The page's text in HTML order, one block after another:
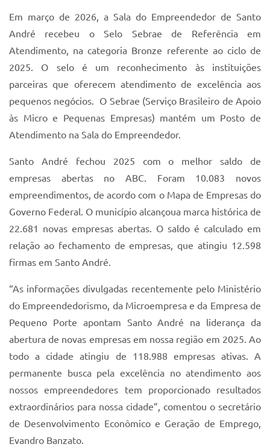
Em março de 2026, a Sala do Empreendedor de Santo
André recebeu o Selo Sebrae de Referência em
Atendimento, na categoria Bronze referente ao ciclo de
2025. O selo é um reconhecimento às instituições
parceiras que oferecem atendimento de excelência aos
pequenos negócios. O Sebrae (Serviço Brasileiro de Apoio
às Micro e Pequenas Empresas) mantém um Posto de
Atendimento na Sala do Empreendedor.
Santo André fechou 2025 com o melhor saldo de
empresas abertas no ABC. Foram 10.083 novos
empreendimentos, de acordo com o Mapa de Empresas do
Governo Federal. O município alcançoua marca histórica de
22.681 novas empresas abertas. O saldo é calculado em
relação ao fechamento de empresas, que atingiu 12.598
firmas em Santo André.
“As informações divulgadas recentemente pelo Ministério
do Empreendedorismo, da Microempresa e da Empresa de
Pequeno Porte apontam Santo André na liderança da
abertura de novas empresas em nossa região em 2025. Ao
todo a cidade atingiu de 118.988 empresas ativas. A
permanente busca pela excelência no atendimento aos
nossos empreendedores tem proporcionado resultados
extraordinários para nossa cidade”, comentou o secretário
de Desenvolvimento Econômico e Geração de Emprego,
Evandro Banzato.